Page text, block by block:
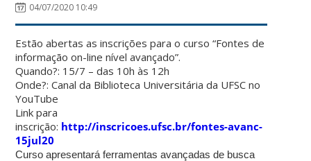
04/07/2020 10:49
Estão abertas as inscrições para o curso “Fontes de
informação on-line nível avançado”.
Quando?: 15/7 – das 10h às 12h
Onde?: Canal da Biblioteca Universitária da UFSC no
YouTube
Link para
inscrição: http://inscricoes.ufsc.br/fontes-avanc-
15jul20
Curso apresentará ferramentas avançadas de busca